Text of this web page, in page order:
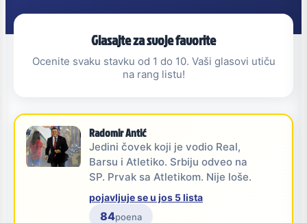
Glasajte za svoje favorite
Ocenite svaku stavku od 1 do 10. Vaši glasovi utiču
na rang listu!
Radomir Antić
Jedini čovek koji je vodio Real,
Barsu i Atletiko. Srbiju odveo na
SP. Prvak sa Atletikom. Nije loše.
pojavljuje se u jos 5 lista
84poena